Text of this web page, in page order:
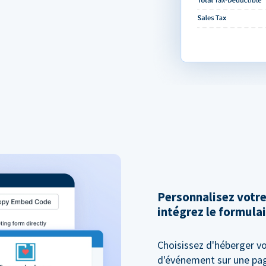
Personnalisez
intégrez le
Choisissez d'héberger
d'événement sur une